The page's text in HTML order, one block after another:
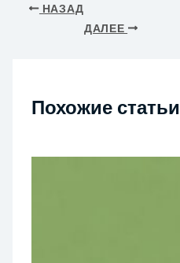
НАЗАД
ДАЛЕЕ
Похожие статьи